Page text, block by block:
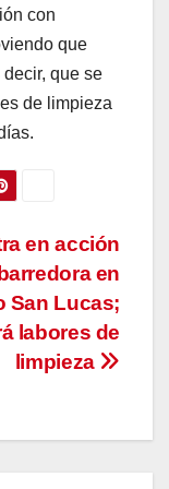
con
que
que se
de limpieza
en acción
en
San Lucas;
labores de
limpieza